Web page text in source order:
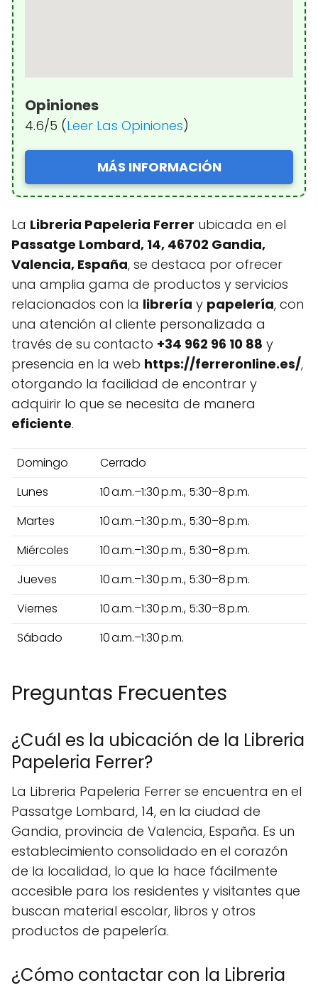
Opiniones
4.6/5 (Leer Las Opiniones)
MÁS INFORMACIÓN
La Libreria Papeleria Ferrer ubicada en el
Passatge Lombard, 14, 46702 Gandia,
Valencia, España, se destaca por ofrecer
una amplia gama de productos y servicios
relacionados con la librería y papelería, con
una atención al cliente personalizada a
través de su contacto +34 962 96 10 88 y
presencia en la web https://ferreronline.es/,
otorgando la facilidad de encontrar y
adquirir lo que se necesita de manera
eficiente.
Domingo
Cerrado
Lunes
10 a.m.–1:30 p.m., 5:30–8 p.m.
Martes
10 a.m.–1:30 p.m., 5:30–8 p.m.
Miércoles
10 a.m.–1:30 p.m., 5:30–8 p.m.
Jueves
10 a.m.–1:30 p.m., 5:30–8 p.m.
Viernes
10 a.m.–1:30 p.m., 5:30–8 p.m.
Sábado
10 a.m.–1:30 p.m.
Preguntas Frecuentes
¿Cuál es la ubicación de la Libreria
Papeleria Ferrer?
La Libreria Papeleria Ferrer se encuentra en el
Passatge Lombard, 14, en la ciudad de
Gandia, provincia de Valencia, España. Es un
establecimiento consolidado en el corazón
de la localidad, lo que la hace fácilmente
accesible para los residentes y visitantes que
buscan material escolar, libros y otros
productos de papelería.
¿Cómo contactar con la Libreria